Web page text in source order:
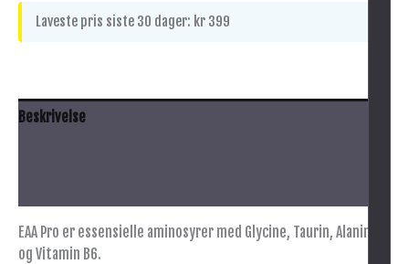
Laveste pris siste 30 dager: kr 399
Beskrivelse
EAA Pro er essensielle aminosyrer med Glycine, Taurin, Alanine
og Vitamin B6.